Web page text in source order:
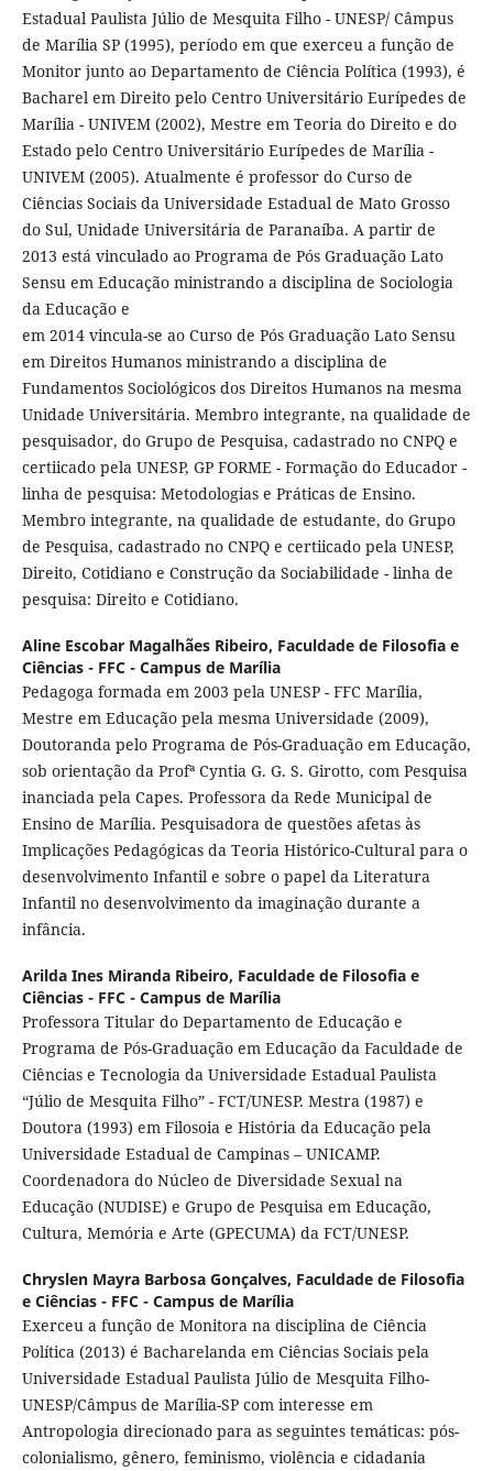
Estadual Paulista Júlio de Mesquita Filho - UNESP/ Câmpus
de Marília SP (1995), período em que exerceu a função de
Monitor junto ao Departamento de Ciência Política (1993), é
Bacharel em Direito pelo Centro Universitário Eurípedes de
Marília - UNIVEM (2002), Mestre em Teoria do Direito e do
Estado pelo Centro Universitário Eurípedes de Marília -
UNIVEM (2005). Atualmente é professor do Curso de
Ciências Sociais da Universidade Estadual de Mato Grosso
do Sul, Unidade Universitária de Paranaíba. A partir de
2013 está vinculado ao Programa de Pós Graduação Lato
Sensu em Educação ministrando a disciplina de Sociologia
da Educação e
em 2014 vincula-se ao Curso de Pós Graduação Lato Sensu
em Direitos Humanos ministrando a disciplina de
Fundamentos Sociológicos dos Direitos Humanos na mesma
Unidade Universitária. Membro integrante, na qualidade de
pesquisador, do Grupo de Pesquisa, cadastrado no CNPQ e
certiicado pela UNESP, GP FORME - Formação do Educador -
linha de pesquisa: Metodologias e Práticas de Ensino.
Membro integrante, na qualidade de estudante, do Grupo
de Pesquisa, cadastrado no CNPQ e certiicado pela UNESP,
Direito, Cotidiano e Construção da Sociabilidade - linha de
pesquisa: Direito e Cotidiano.
Aline Escobar Magalhães Ribeiro, Faculdade de Filosofia e
Ciências - FFC - Campus de Marília
Pedagoga formada em 2003 pela UNESP - FFC Marília,
Mestre em Educação pela mesma Universidade (2009),
Doutoranda pelo Programa de Pós-Graduação em Educação,
sob orientação da Profª Cyntia G. G. S. Girotto, com Pesquisa
inanciada pela Capes. Professora da Rede Municipal de
Ensino de Marília. Pesquisadora de questões afetas às
Implicações Pedagógicas da Teoria Histórico-Cultural para o
desenvolvimento Infantil e sobre o papel da Literatura
Infantil no desenvolvimento da imaginação durante a
infância.
Arilda Ines Miranda Ribeiro, Faculdade de Filosofia e
Ciências - FFC - Campus de Marília
Professora Titular do Departamento de Educação e
Programa de Pós-Graduação em Educação da Faculdade de
Ciências e Tecnologia da Universidade Estadual Paulista
“Júlio de Mesquita Filho” - FCT/UNESP. Mestra (1987) e
Doutora (1993) em Filosoia e História da Educação pela
Universidade Estadual de Campinas – UNICAMP.
Coordenadora do Núcleo de Diversidade Sexual na
Educação (NUDISE) e Grupo de Pesquisa em Educação,
Cultura, Memória e Arte (GPECUMA) da FCT/UNESP.
Chryslen Mayra Barbosa Gonçalves, Faculdade de Filosofia
e Ciências - FFC - Campus de Marília
Exerceu a função de Monitora na disciplina de Ciência
Política (2013) é Bacharelanda em Ciências Sociais pela
Universidade Estadual Paulista Júlio de Mesquita Filho-
UNESP/Câmpus de Marília-SP com interesse em
Antropologia direcionado para as seguintes temáticas: pós-
colonialismo, gênero, feminismo, violência e cidadania